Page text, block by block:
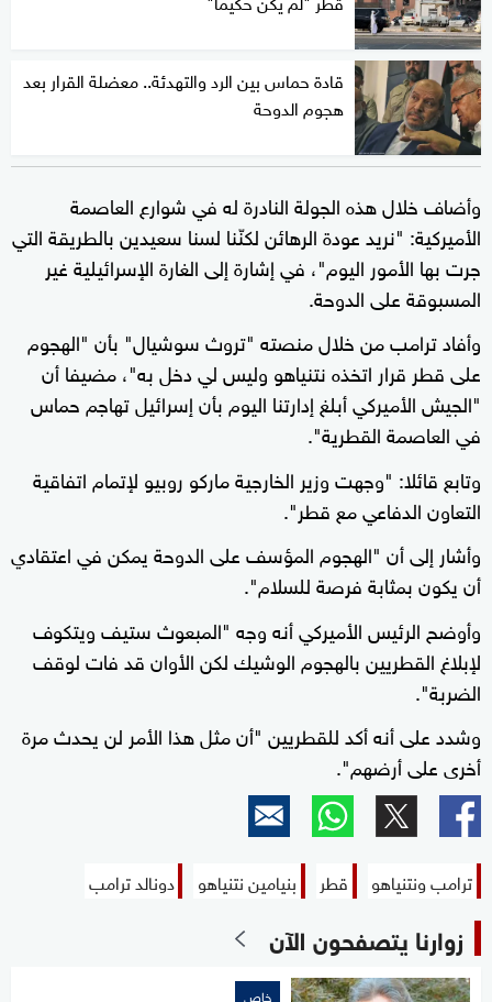
قادة حماس بين الرد والتهدئة.. معضلة القرار بعد
هجوم الدوحة
وأضاف خلال هذه الجولة النادرة له في شوارع العاصمة
الأميركية: "نريد عودة الرهائن لكنّنا لسنا سعيدين بالطريقة التي
جرت بها الأمور اليوم"، في إشارة إلى الغارة الإسرائيلية غير
المسبوقة على الدوحة.
وأفاد ترامب من خلال منصته "تروث سوشيال" بأن "الهجوم
على قطر قرار اتخذه نتنياهو وليس لي دخل به"، مضيفا أن
"الجيش الأميركي أبلغ إدارتنا اليوم بأن إسرائيل تهاجم حماس
في العاصمة القطرية".
وتابع قائلا: "وجهت وزير الخارجية ماركو روبيو لإتمام اتفاقية
التعاون الدفاعي مع قطر".
وأشار إلى أن "الهجوم المؤسف على الدوحة يمكن في اعتقادي
أن يكون بمثابة فرصة للسلام".
وأوضح الرئيس الأميركي أنه وجه "المبعوث ستيف ويتكوف
لإبلاغ القطريين بالهجوم الوشيك لكن الأوان قد فات لوقف
الضربة".
وشدد على أنه أكد للقطريين "أن مثل هذا الأمر لن يحدث مرة
أخرى على أرضهم".
ترامب ونتنياهو قطر بنيامين نتنياهو دونالد ترامب
زوارنا يتصفحون الآن
خاص